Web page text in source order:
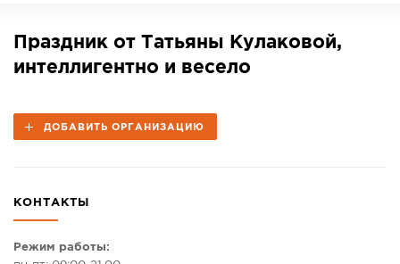
НОВОСТИ
СПРАВОЧНИК
РАБОТА
КОНКУРСЫ
Праздник от Татьяны Кулаковой,
интеллигентно и весело
ДОБАВИТЬ ОРГАНИЗАЦИЮ
КОНТАКТЫ
Режим работы: